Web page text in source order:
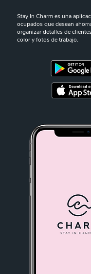
Stay In Charm es una
ocupados que desean
organizar detalles de
color y fotos de trabajo.